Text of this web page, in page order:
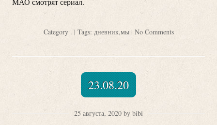
Category . | Tags: дневник,мы| No Comments
23.08.20
25 августа, 2020 by bibi